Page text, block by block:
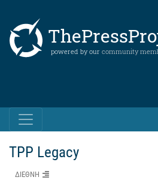
powered by our community
TPP Legacy
ΔΙΕΘΝΗ